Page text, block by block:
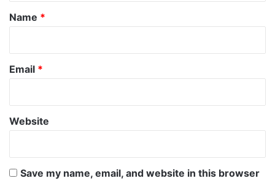
*
Name *
Email *
Website
Save my name, email, and website in this browser